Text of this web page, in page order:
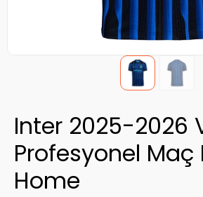
Inter 2025-2026
Profesyonel Maç
Home